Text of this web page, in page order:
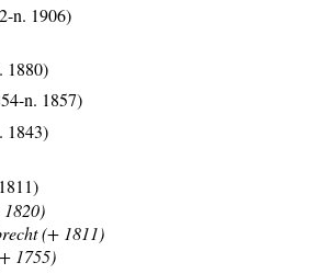
n. 1906)
1880)
n. 1857)
1843)
(+ 1811)
1755)